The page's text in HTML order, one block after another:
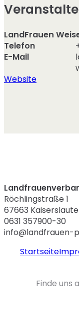
LandFrauen
Telefon
E-Mail
Website
Röchlingstraße 1
67663
0631 357900-30
info@landfrauen-
Startseite
Finde uns